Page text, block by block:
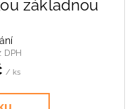
základnou
DPH
/ ks